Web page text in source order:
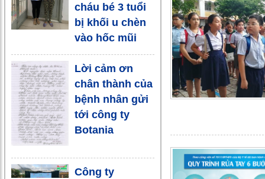
cháu bé 3 tuổi
bị khối u chèn
vào hốc mũi
Lời cảm ơn
chân thành của
bệnh nhân gửi
tới công ty
Botania
Công ty